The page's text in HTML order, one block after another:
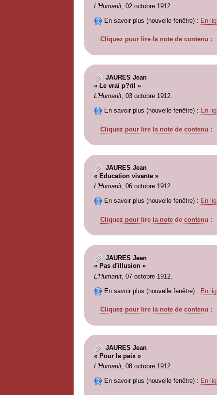
L'Humanit, 02 octobre 1912.
En savoir plus (nouvelle fenêtre) : En
Cliquez pour lire la note de contenu :
JAURES Jean
« Le vrai p?ril »
L'Humanit, 03 octobre 1912.
En savoir plus (nouvelle fenêtre) : En
Cliquez pour lire la note de contenu :
JAURES Jean
« Education vivante »
L'Humanit, 06 octobre 1912.
En savoir plus (nouvelle fenêtre) : En
Cliquez pour lire la note de contenu :
JAURES Jean
« Pas d'illusion »
L'Humanit, 07 octobre 1912.
En savoir plus (nouvelle fenêtre) : En
Cliquez pour lire la note de contenu :
JAURES Jean
« Pour la paix »
L'Humanit, 08 octobre 1912.
En savoir plus (nouvelle fenêtre) : En